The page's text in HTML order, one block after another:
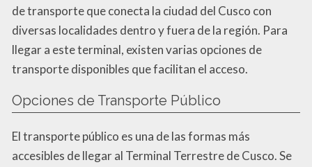
de transporte que conecta la ciudad del Cusco con
diversas localidades dentro y fuera de la región. Para
llegar a este terminal, existen varias opciones de
transporte disponibles que facilitan el acceso.
Opciones de Transporte Público
El transporte público es una de las formas más
accesibles de llegar al Terminal Terrestre de Cusco. Se